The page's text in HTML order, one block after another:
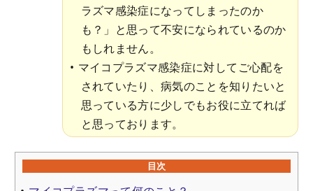
ラズマ感染症になってしまったのか
も？」と思って不安になられているのか
もしれません。
マイコプラズマ感染症に対してご心配を
されていたり、病気のことを知りたいと
思っている方に少しでもお役に立てれば
と思っております。
目次